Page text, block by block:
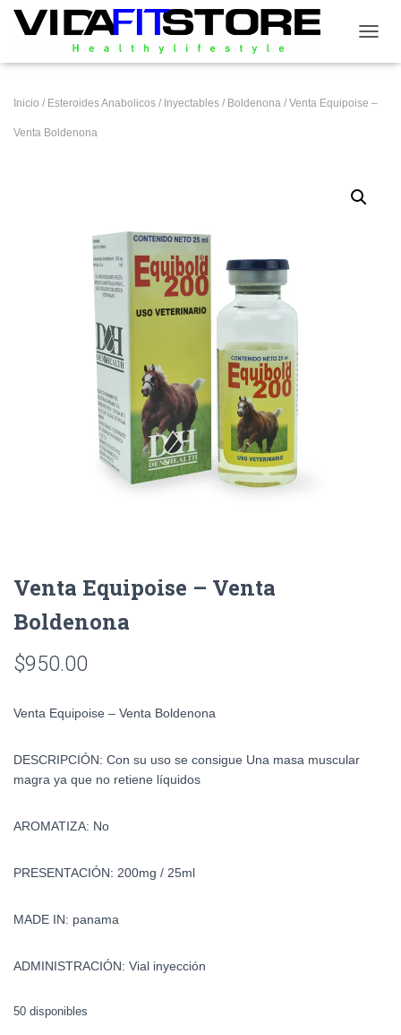
Inicio / Esteroides Anabolicos / Inyectables / Boldenona / Venta Equipoise –
Venta Boldenona
Venta Equipoise – Venta
Boldenona
$950.00
Venta Equipoise – Venta Boldenona
DESCRIPCIÓN: Con su uso se consigue Una masa muscular
magra ya que no retiene líquidos
AROMATIZA: No
PRESENTACIÓN: 200mg / 25ml
MADE IN: panama
ADMINISTRACIÓN: Vial inyección
50 disponibles